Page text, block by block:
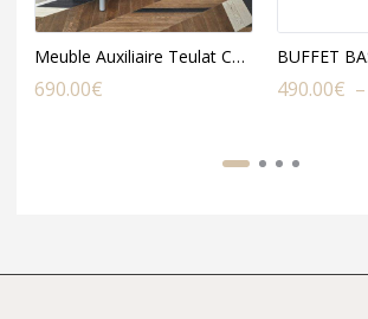
Meuble Auxiliaire Teulat Corvo
690.00€ 490.00€ –